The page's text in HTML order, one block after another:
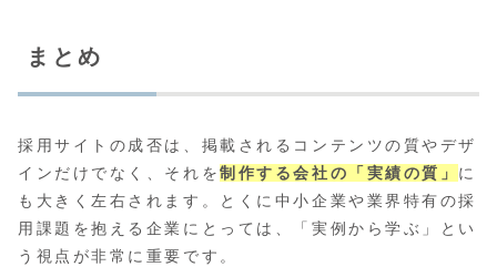
まとめ
採用サイトの成否は、掲載されるコンテンツの質やデザ
インだけでなく、それを制作する会社の「実績の質」 に
も大きく左右されます。とくに中小企業や業界特有の採
用課題を抱える企業にとっては、「実例から学ぶ」とい
う視点が非常に重要です。